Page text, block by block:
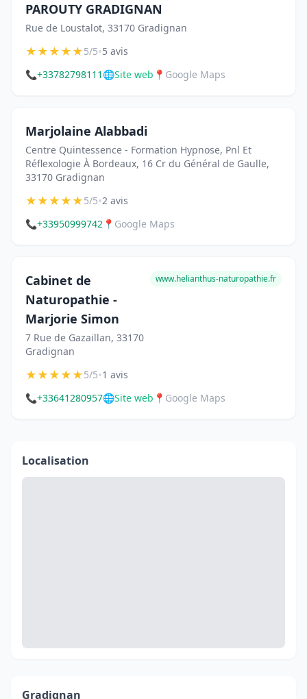
PAROUTY GRADIGNAN
Rue de Loustalot, 33170 Gradignan
★★★★★5/5•5 avis
📞+33782798111 🌐Site web 📍 Google Maps
Marjolaine Alabbadi
Centre Quintessence - Formation Hypnose, Pnl Et
Réflexologie À Bordeaux, 16 Cr du Général de Gaulle,
33170 Gradignan
★★★★★5/5•2 avis
📞+33950999742 📍 Google Maps
Cabinet de
Naturopathie -
Marjorie Simon
7 Rue de Gazaillan, 33170
Gradignan
www.helianthus-naturopathie.fr
★★★★★5/5•1 avis
📞+33641280957🌐Site web 📍 Google Maps
Localisation
Gradignan